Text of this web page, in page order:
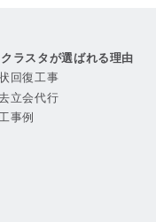
ラスタが選ばれる理由
回復工事
立会代行
事例